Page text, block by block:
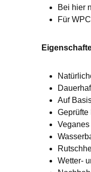
Bei hier
Für
Auf
Wetter-